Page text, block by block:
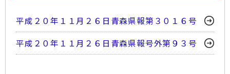
平成２０年１１月２６日青森県報第３０１６号
平成２０年１１月２６日青森県報号外第９３号